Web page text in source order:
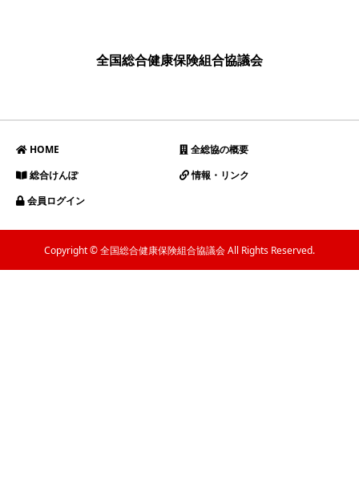
全国総合健康保険組合協議会
HOME
全総協の概要
総合けんぽ
情報・リンク
会員ログイン
Copyright © 全国総合健康保険組合協議会 All Rights Reserved.